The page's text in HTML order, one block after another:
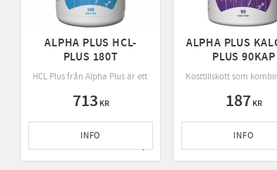
ALPHA PLUS HCL-
PLUS 180T
HCL Plus från Alpha Plus är ett kosttillskott med
713 KR
Lägg till i favoriter
INFO
ALPHA PLUS
PLUS 90KAP
Kosttillskott som
187KR
INFO